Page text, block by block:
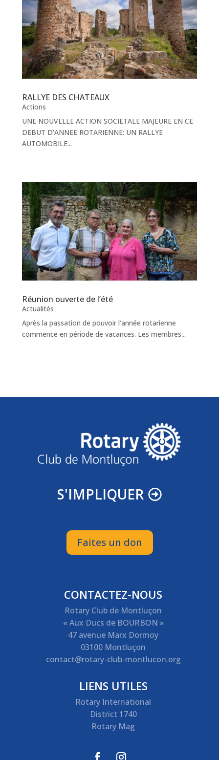
RALLYE DES CHATEAUX
Actions
UNE NOUVELLE ACTION SOCIETALE MAJEURE EN CE
DEBUT D'ANNEE ROTARIENNE: UN RALLYE
AUTOMOBILE...
Réunion ouverte de l’été
Actualités
Après la passation de pouvoir l’année rotarienne
commence en période de vacances. Les membres...
S'IMPLIQUER
Faites un don
CONTACTEZ-NOUS
Rotary Club de Montluçon
« Aux Ducs de BOURBON »
47 avenue Marx Dormoy
03100 Montluçon
contact@rotary-club-montlucon.org
LIENS UTILES
Rotary International
District 1740
Rotary Mag